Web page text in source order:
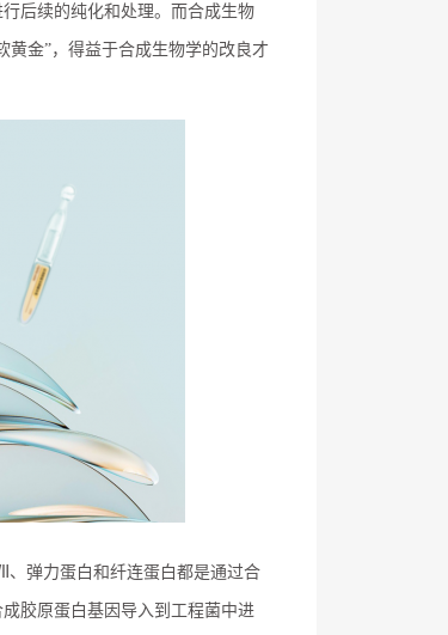
后续的纯化和处理。而合成生物
黄金”，得益于合成生物学的改良才
弹力蛋白和纤连蛋白都是通过合
胶原蛋白基因导入到工程菌中进